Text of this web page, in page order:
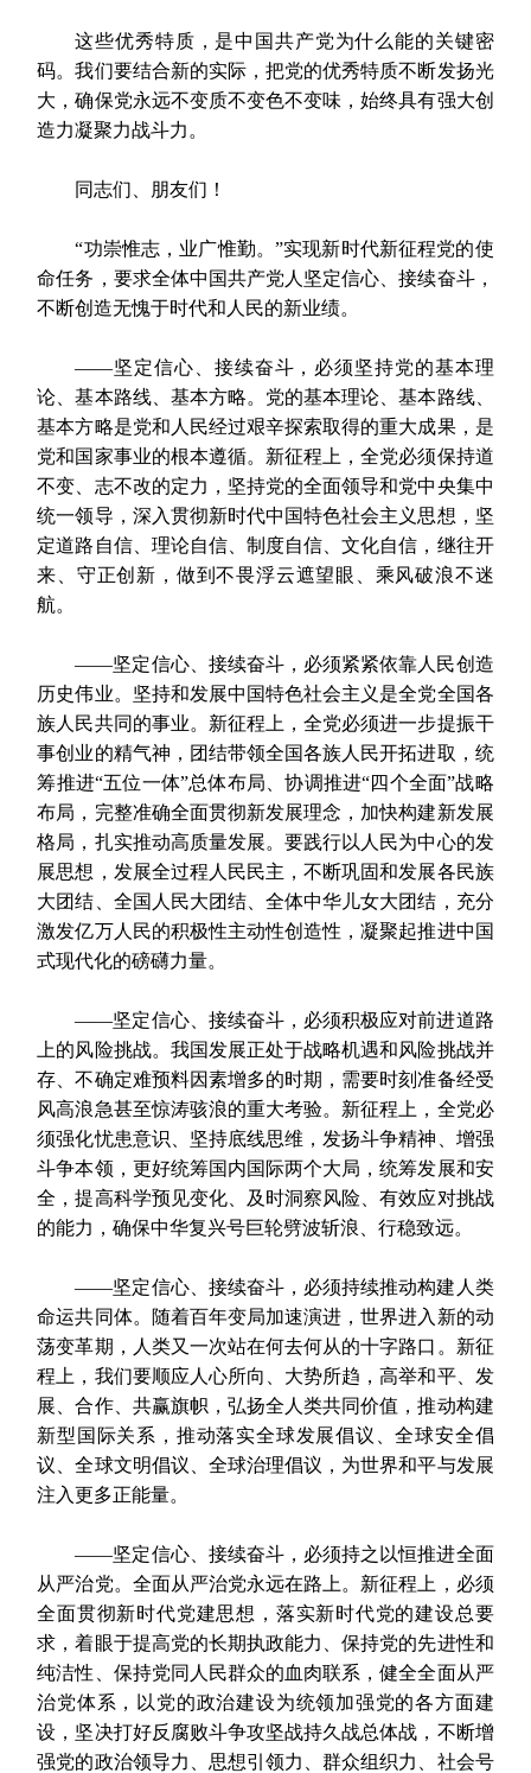
这些优秀特质，是中国共产党为什么能的关键密
码。我们要结合新的实际，把党的优秀特质不断发扬光
大，确保党永远不变质不变色不变味，始终具有强大创
造力凝聚力战斗力。
同志们、朋友们！
“功崇惟志，业广惟勤。”实现新时代新征程党的使
命任务，要求全体中国共产党人坚定信心、接续奋斗，
不断创造无愧于时代和人民的新业绩。
——坚定信心、接续奋斗，必须坚持党的基本理
论、基本路线、基本方略。党的基本理论、基本路线、
基本方略是党和人民经过艰辛探索取得的重大成果，是
党和国家事业的根本遵循。新征程上，全党必须保持道
不变、志不改的定力，坚持党的全面领导和党中央集中
统一领导，深入贯彻新时代中国特色社会主义思想，坚
定道路自信、理论自信、制度自信、文化自信，继往开
来、守正创新，做到不畏浮云遮望眼、乘风破浪不迷
航。
——坚定信心、接续奋斗，必须紧紧依靠人民创造
历史伟业。坚持和发展中国特色社会主义是全党全国各
族人民共同的事业。新征程上，全党必须进一步提振干
事创业的精气神，团结带领全国各族人民开拓进取，统
筹推进“五位一体”总体布局、协调推进“四个全面”战略
布局，完整准确全面贯彻新发展理念，加快构建新发展
格局，扎实推动高质量发展。要践行以人民为中心的发
展思想，发展全过程人民民主，不断巩固和发展各民族
大团结、全国人民大团结、全体中华儿女大团结，充分
激发亿万人民的积极性主动性创造性，凝聚起推进中国
式现代化的磅礴力量。
——坚定信心、接续奋斗，必须积极应对前进道路
上的风险挑战。我国发展正处于战略机遇和风险挑战并
存、不确定难预料因素增多的时期，需要时刻准备经受
风高浪急甚至惊涛骇浪的重大考验。新征程上，全党必
须强化忧患意识、坚持底线思维，发扬斗争精神、增强
斗争本领，更好统筹国内国际两个大局，统筹发展和安
全，提高科学预见变化、及时洞察风险、有效应对挑战
的能力，确保中华复兴号巨轮劈波斩浪、行稳致远。
——坚定信心、接续奋斗，必须持续推动构建人类
命运共同体。随着百年变局加速演进，世界进入新的动
荡变革期，人类又一次站在何去何从的十字路口。新征
程上，我们要顺应人心所向、大势所趋，高举和平、发
展、合作、共赢旗帜，弘扬全人类共同价值，推动构建
新型国际关系，推动落实全球发展倡议、全球安全倡
议、全球文明倡议、全球治理倡议，为世界和平与发展
注入更多正能量。
——坚定信心、接续奋斗，必须持之以恒推进全面
从严治党。全面从严治党永远在路上。新征程上，必须
全面贯彻新时代党建思想，落实新时代党的建设总要
求，着眼于提高党的长期执政能力、保持党的先进性和
纯洁性、保持党同人民群众的血肉联系，健全全面从严
治党体系，以党的政治建设为统领加强党的各方面建
设，坚决打好反腐败斗争攻坚战持久战总体战，不断增
强党的政治领导力、思想引领力、群众组织力、社会号